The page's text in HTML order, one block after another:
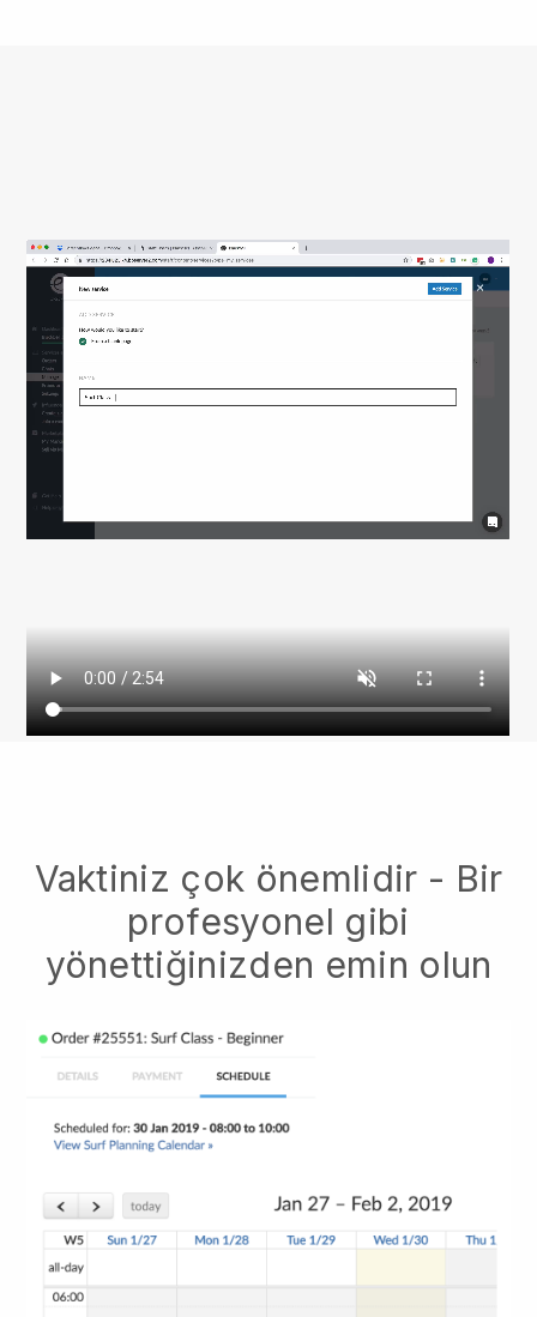
Vaktiniz çok önemlidir - Bir
profesyonel gibi
yönettiğinizden emin olun